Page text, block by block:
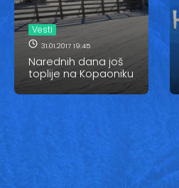
Vesti
31.01.2017 19:45
Narednih dana još
toplije na Kopaoniku